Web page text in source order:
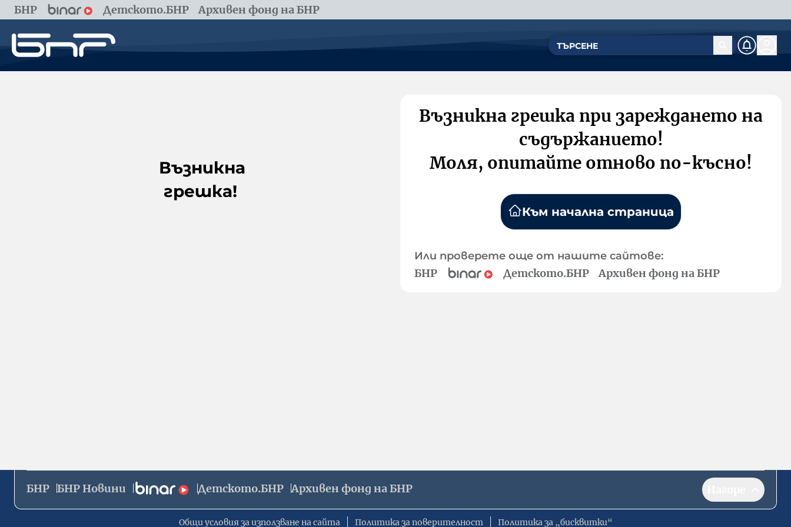
БНР Детското.БНР Архивен фонд на БНР
Възникна
грешка!
Възникна грешка при зареждането на
съдържанието!
Моля, опитайте отново по-късно!
Към начална страница
Или проверете още от нашите сайтове:
БНР Детското.БНР Архивен фонд на БНР
БНР БНР Новини Детското.БНР Архивен фонд на БНР
Общи условия за използване на сайта Политика за поверителност Политика за „бисквитки“